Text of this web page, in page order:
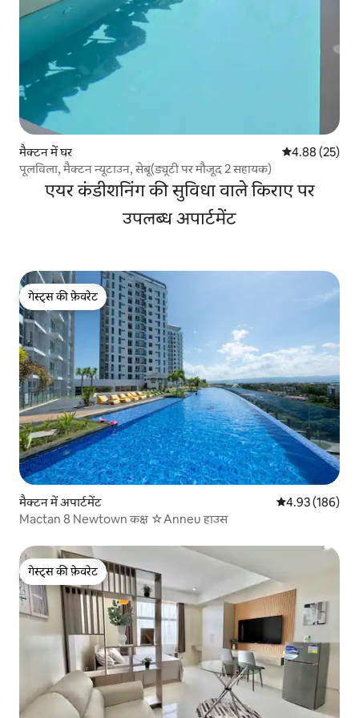
मैक्टन में घर औसत रेटिंग 5 में
4.88 (25)
पूलविला, मैक्टन न्यूटाउन, सेबू(ड्यूटी पर मौजूद 2 सहायक)
एयर कंडीशनिंग की सुविधा वाले किराए पर
उपलब्ध अपार्टमेंट
गेस्ट्स की फ़ेवरेट
गेस्ट्स की फ़ेवरेट
मैक्टन में अपार्टमेंट औसत रेटिंग 5 में से
4.93 (186)
Mactan 8 Newtown कक्ष ☆Anneu हाउस
गेस्ट्स की फ़ेवरेट
गेस्ट्स की फ़ेवरेट